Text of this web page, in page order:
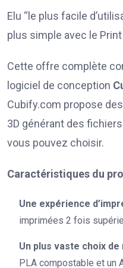
Elu “le plus facile
plus simple avec le Print
Cette offre complète
logiciel de conception
Cubify.com propose
3D générant des
vous pouvez choisir.
Caractéristiques du
Une expérience
imprimées 2 fois
Un plus vaste choix
PLA compostable et un